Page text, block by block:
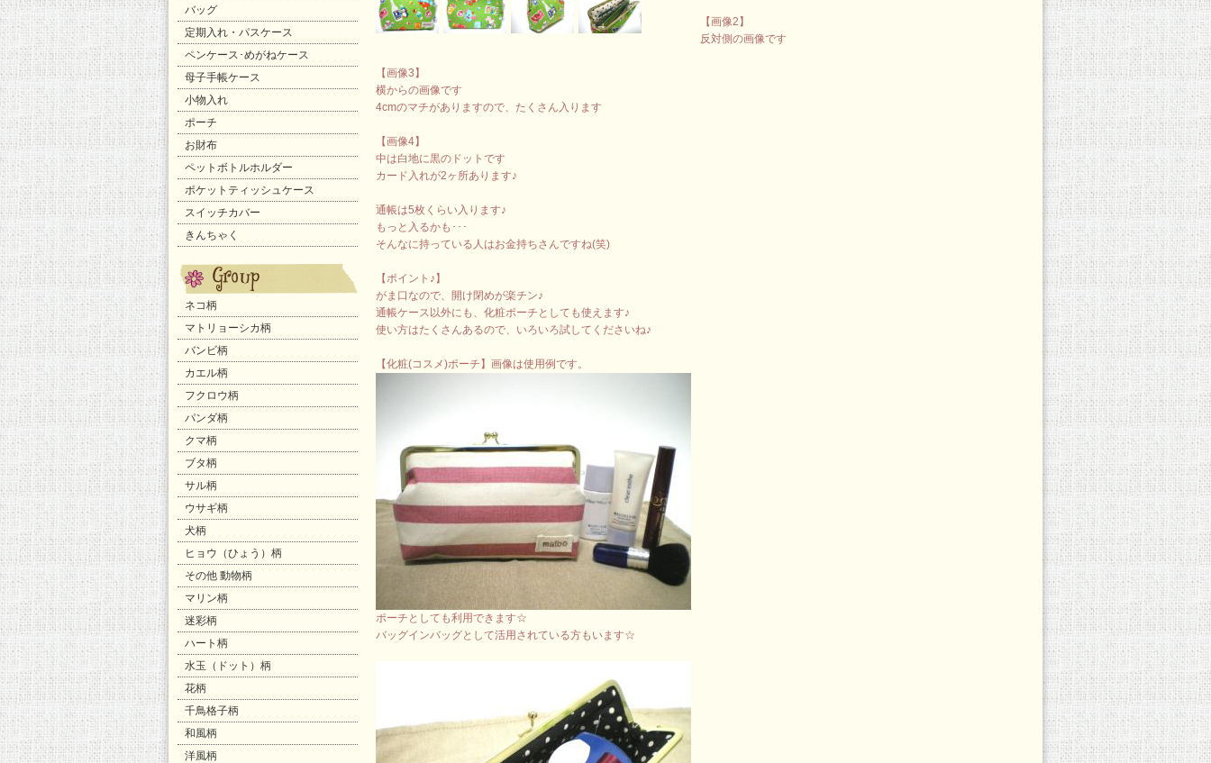
バッグ
定期入れ・パスケース
ペンケース･めがねケース
母子手帳ケース
小物入れ
ポーチ
お財布
ペットボトルホルダー
ポケットティッシュケース
スイッチカバー
きんちゃく
ネコ柄
マトリョーシカ柄
バンビ柄
カエル柄
フクロウ柄
パンダ柄
クマ柄
ブタ柄
サル柄
ウサギ柄
犬柄
ヒョウ（ひょう）柄
その他 動物柄
マリン柄
迷彩柄
ハート柄
水玉（ドット）柄
花柄
千鳥格子柄
和風柄
洋風柄
【画像2】
反対側の画像です
【画像3】
横からの画像です
4cmのマチがありますので、たくさん入ります
【画像4】
中は白地に黒のドットです
カード入れが2ヶ所あります♪
通帳は5枚くらい入ります♪
もっと入るかも･･･
そんなに持っている人はお金持ちさんですね(笑)
【ポイント♪】
がま口なので、開け閉めが楽チン♪
通帳ケース以外にも、化粧ポーチとしても使えます♪
使い方はたくさんあるので、いろいろ試してくださいね♪
【化粧(コスメ)ポーチ】画像は使用例です。
ポーチとしても利用できます☆
バッグインバッグとして活用されている方もいます☆